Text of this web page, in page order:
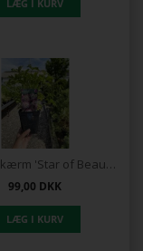
Stjerneskærm 'Star of Beauty'®
99,00 DKK